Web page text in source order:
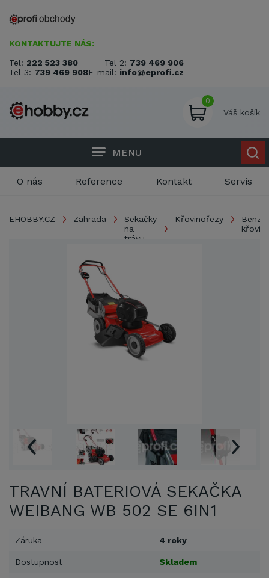
KONTAKTUJTE NÁS:
Tel: 222 523 380 Tel 2: 739 469 906
Tel 3: 739 469 908E-mail: info@eprofi.cz
0
Váš košík
MENU
O nás Reference Kontakt Servis
EHOBBY.CZ Zahrada
Sekačky
na
trávu
Křovinořezy
TRAVNÍ BATERIOVÁ SEKAČKA
WEIBANG WB 502 SE 6IN1
Záruka 4 roky
Dostupnost Skladem